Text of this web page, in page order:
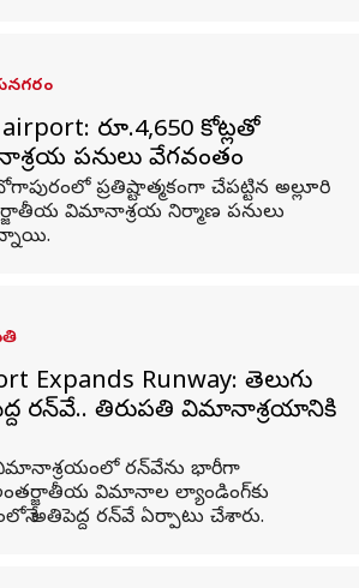
రూ.4,650 కోట్లతో
పనులు వేగవంతం
ప్రతిష్టాత్మకంగా చేపట్టిన అల్లూరి
విమానాశ్రయ నిర్మాణ పనులు
Expands Runway: తెలుగు
రన్‌వే.. తిరుపతి విమానాశ్రయానికి
రన్‌వేను భారీగా
విమానాల ల్యాండింగ్‌కు
అతిపెద్ద రన్‌వే ఏర్పాటు చేశారు.